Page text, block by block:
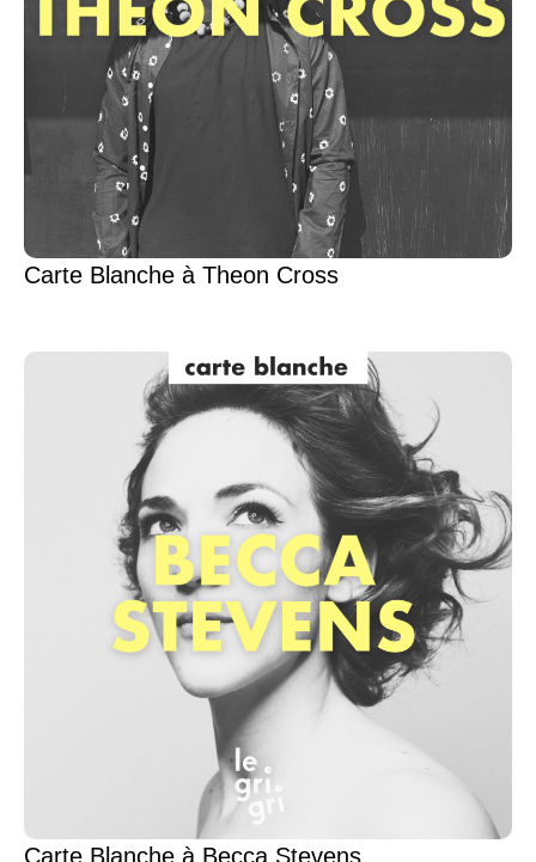
Carte Blanche à Theon Cross
Carte Blanche à Becca Stevens